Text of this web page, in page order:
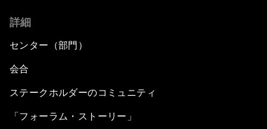
詳細
センター（部門）
会合
ステークホルダーのコミュニティ
「フォーラム・ストーリー」